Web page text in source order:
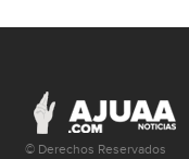
© Derechos Reservados